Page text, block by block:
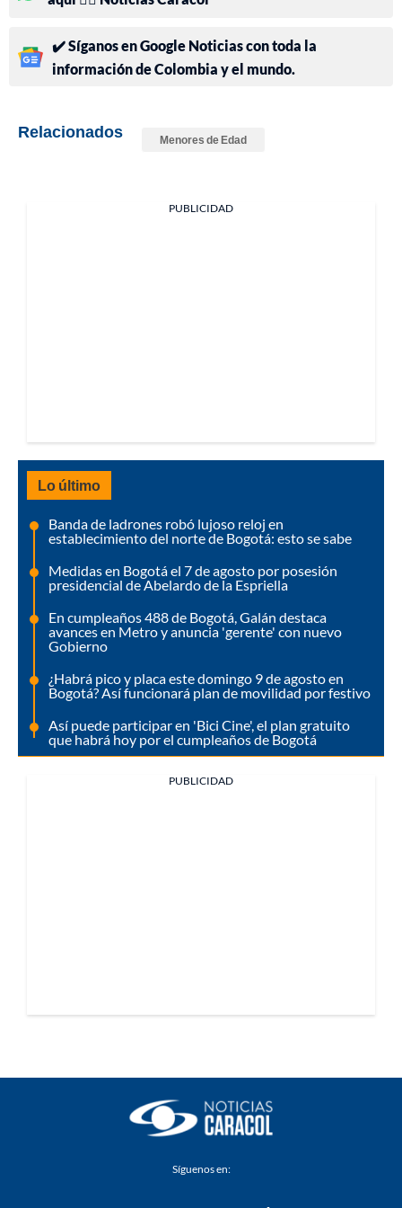
✔️ Síganos en Google Noticias con toda la
información de Colombia y el mundo.
Relacionados Menores de Edad
PUBLICIDAD
Lo último
Banda de ladrones robó lujoso reloj en
establecimiento del norte de Bogotá: esto se sabe
Medidas en Bogotá el 7 de agosto por posesión
presidencial de Abelardo de la Espriella
En cumpleaños 488 de Bogotá, Galán destaca
avances en Metro y anuncia 'gerente' con nuevo
Gobierno
¿Habrá pico y placa este domingo 9 de agosto en
Bogotá? Así funcionará plan de movilidad por festivo
Así puede participar en 'Bici Cine', el plan gratuito
que habrá hoy por el cumpleaños de Bogotá
PUBLICIDAD
Síguenos en: